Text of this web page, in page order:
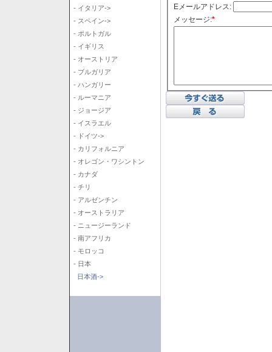
- イタリア->
- スペイン->
- ポルトガル
- イギリス
- オーストリア
- ブルガリア
- ハンガリー
- ルーマニア
- ジョージア
- イスラエル
- ドイツ->
- カリフォルニア
- オレゴン・ワシントン
- カナダ
- チリ
- アルゼンチン
- オーストラリア
- ニュージーランド
- 南アフリカ
- モロッコ
- 日本
日本酒->
Eメールアドレス:
メッセージ:*